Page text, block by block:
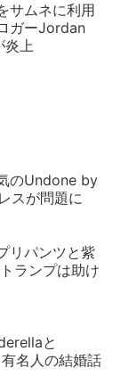
サムネに利用
ガーJordan
炎上
のUndone by
スが問題に
リパンツと紫
ランプは助け
と
名人の結婚話